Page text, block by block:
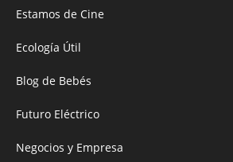
Estamos de Cine
Ecología Útil
Blog de Bebés
Futuro Eléctrico
Negocios y Empresa